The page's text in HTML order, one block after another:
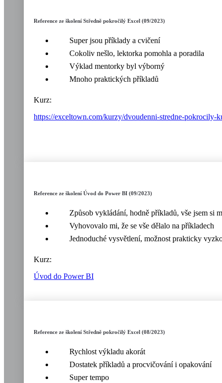
Reference ze školení Středně pokročilý Excel (09/2023)
Super jsou příklady a cvičení
Cokoliv nešlo, lektorka pomohla a poradila
Výklad mentorky byl výborný
Mnoho praktických příkladů
Kurz:
https://exceltown.com/kurzy/dvoudenni-stredne-pokrocily-
Reference ze školení Úvod do Power BI (09/2023)
Způsob vykládání, hodně příkladů, vše jsem si
Vyhovovalo mi, že se vše dělalo na příkladech
Jednoduché vysvětlení, možnost prakticky
Kurz:
Úvod do Power BI
Reference ze školení Středně pokročilý Excel (08/2023)
Rychlost výkladu akorát
Dostatek příkladů a procvičování i opakování
Super tempo